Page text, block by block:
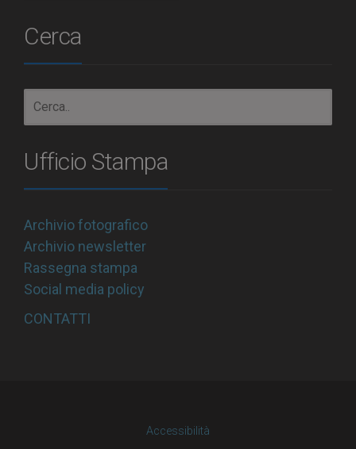
Cerca
Ufficio Stampa
Archivio fotografico
Archivio newsletter
Rassegna stampa
Social media policy
CONTATTI
Accessibilità